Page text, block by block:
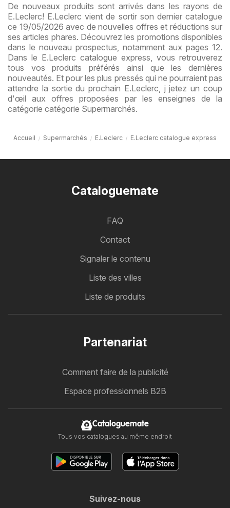
De nouveaux produits sont arrivés dans les rayons de
E.Leclerc! E.Leclerc vient de sortir son dernier catalogue
ce 19/05/2026 avec de nouvelles offres et réductions sur
ses articles phares. Découvrez les promotions disponibles
dans le nouveau prospectus, notamment aux pages 12.
Dans le E.Leclerc catalogue express, vous retrouverez
tous vos produits préférés ainsi que les dernières
nouveautés. Et pour les plus pressés qui ne pourraient pas
attendre la sortie du prochain E.Leclerc, j jetez un coup
d'œil aux offres proposées par les enseignes de la
catégorie catégorie Supermarchés.
Accueil Supermarchés E.Leclerc E.Leclerc catalogue express
Cataloguemate
FAQ
Contact
Signaler le contenu
Liste des villes
Liste de produits
Partenariat
Comment faire de la publicité
Espace professionnels B2B
Cataloguemate
Tous vos catalogues au même endroit
Suivez-nous